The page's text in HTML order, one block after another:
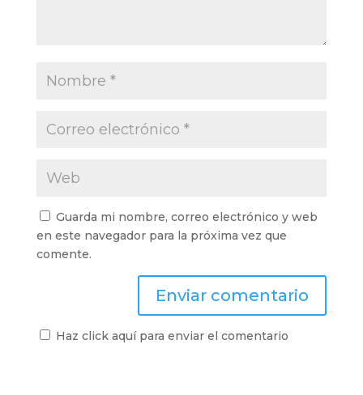
Guarda mi nombre, correo electrónico y web
en este navegador para la próxima vez que
comente.
Haz click aquí para enviar el comentario